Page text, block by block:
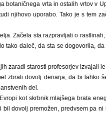
botaničnega vrta in ostalih vrtov v
njihovo uporabo. Tako je s tem
Začela sta razpravljati o
tako daleč, da sta se dogovorila,
zaradi starosti profesorjev izvajali
zbrati dovolj denarja, da bi lahko
del.
kot skrbnik mlajšega brata
dovolj premožen, predvsem pa ni